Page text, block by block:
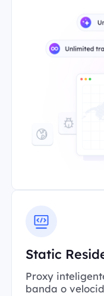
Static
Proxy
banda o